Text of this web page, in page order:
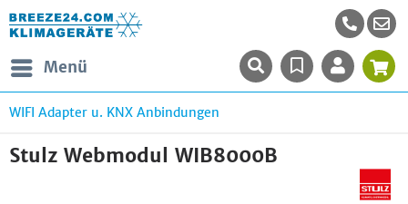
Menü
WIFI Adapter u. KNX Anbindungen
Stulz Webmodul WIB8000B